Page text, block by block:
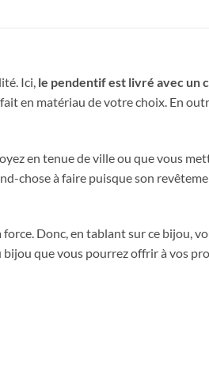
Ici, le pendentif est livré avec un
en matériau de votre choix. En
en tenue de ville ou que vous
chose à faire puisque son
Donc, en tablant sur ce bijou,
que vous pourrez offrir à vos